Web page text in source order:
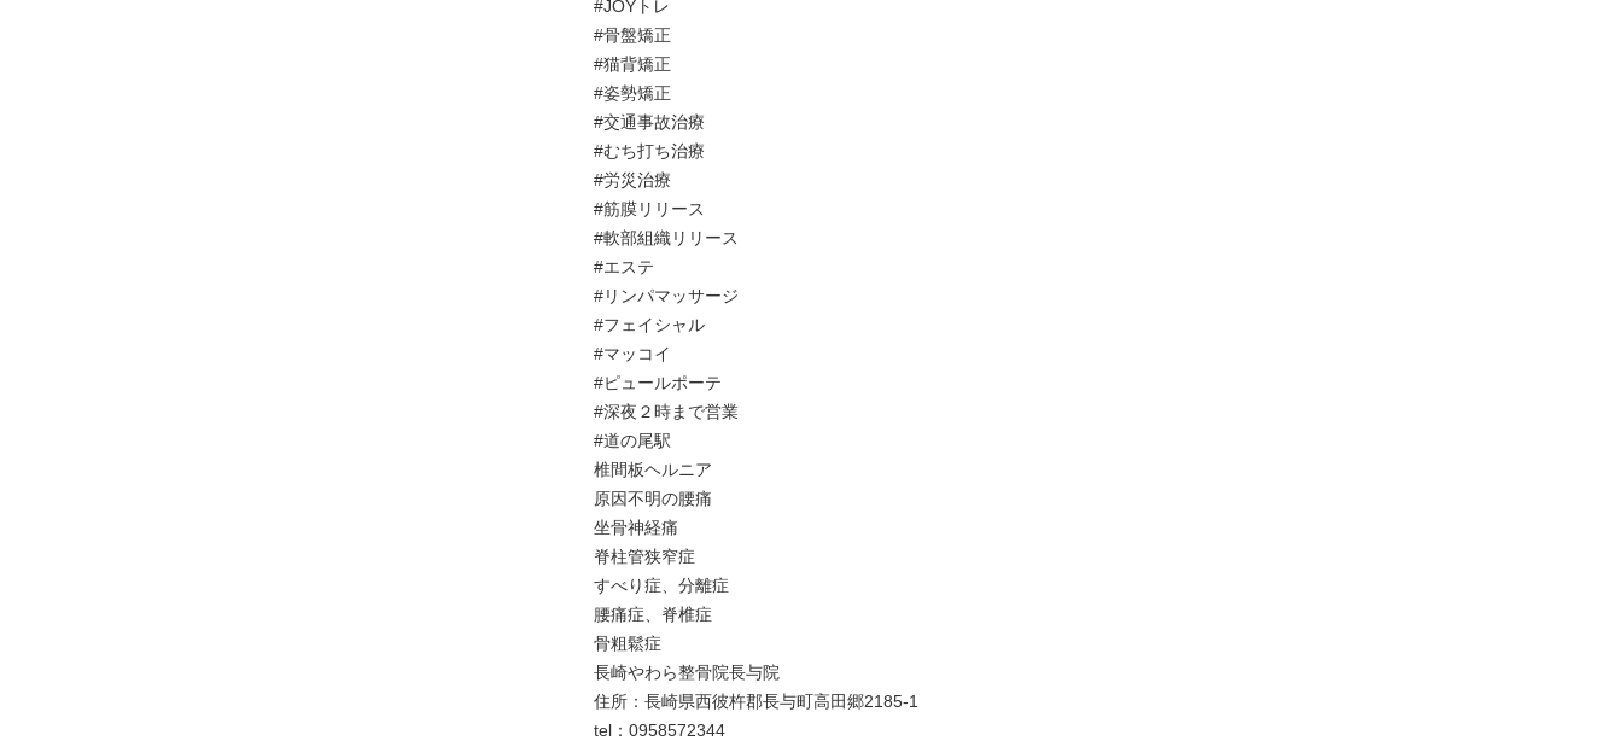
#JOYトレ
#骨盤矯正
#猫背矯正
#姿勢矯正
#交通事故治療
#むち打ち治療
#労災治療
#筋膜リリース
#軟部組織リリース
#エステ
#リンパマッサージ
#フェイシャル
#マッコイ
#ピュールポーテ
#深夜２時まで営業
#道の尾駅
椎間板ヘルニア
原因不明の腰痛
坐骨神経痛
脊柱管狭窄症
すべり症、分離症
腰痛症、脊椎症
骨粗鬆症
長崎やわら整骨院長与院
住所：長崎県西彼杵郡長与町高田郷2185-1
tel：0958572344